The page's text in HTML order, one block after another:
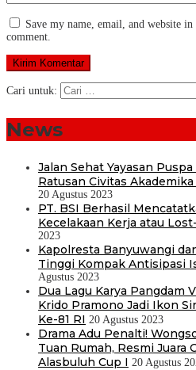
Save my name, email, and website
comment.
Cari untuk:
News
Jalan Sehat Yayasan
Ratusan Civitas
20 Agustus 2023
PT. BSI Berhasil
Kecelakaan Kerja atau
2023
Kapolresta Banyuwangi
Tinggi Kompak Antisipasi
Agustus 2023
Dua Lagu Karya Pangdam
Krido Pramono Jadi Ikon
Ke-81 RI 20 Agustus 2023
Drama Adu Penalti!
Tuan Rumah, Resmi Juara
Alasbuluh Cup I 20 Agustus